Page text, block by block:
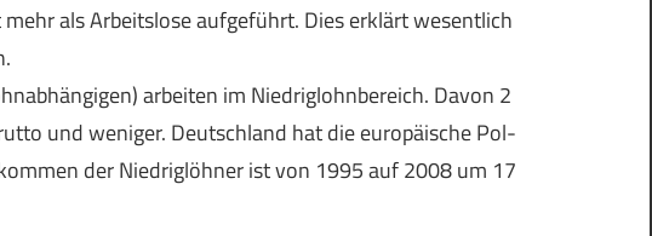
als Arbeitslose aufgeführt. Dies erklärt wesentlich
arbeiten im Niedriglohnbereich. Davon 2
und weniger. Deutschland hat die europäische Pol-
der Niedriglöhner ist von 1995 auf 2008 um 17